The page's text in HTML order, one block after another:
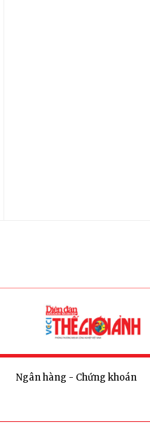
Ngân hàng - Chứng khoán